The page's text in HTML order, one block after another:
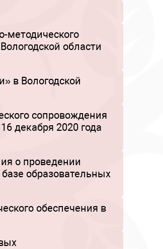
методического
области
в Вологодской
сопровождения
декабря 2020 года
о проведении
образовательных
обеспечения в